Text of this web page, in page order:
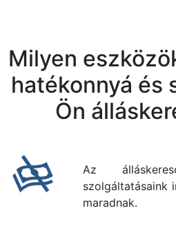
Milyen
hatékonnyá és
Ön
Az
szolgáltatásaink
maradnak.